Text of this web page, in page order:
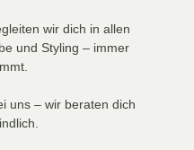
wir dich in allen
und Styling – immer
uns – wir beraten dich